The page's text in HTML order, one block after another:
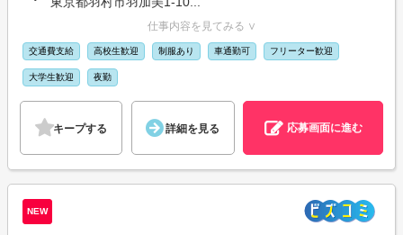
仕事内容を見てみる ∨
交通費支給 高校生歓迎 制服あり 車通勤可 フリーター歓迎
大学生歓迎 夜勤
キープする 詳細を見る 応募画面に進む
NEW